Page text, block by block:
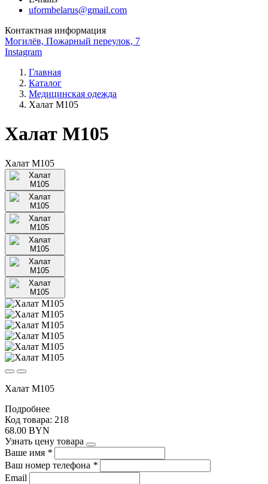
uformbelarus@gmail.com
Контактная информация
Могилёв, Пожарный переулок, 7
Instagram
Главная
Каталог
Медицинская одежда
Халат М105
Халат М105
Халат М105
Халат М105
Подробнее
Код товара: 218
68.00 BYN
Узнать цену товара
Ваше имя *
Ваш номер телефона *
Email